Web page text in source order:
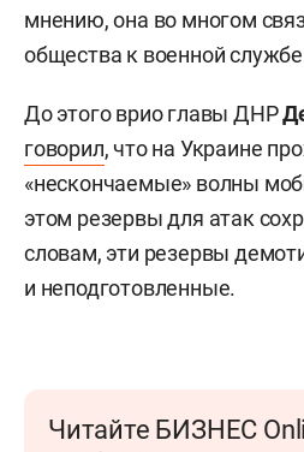
мнению, она во многом
общества к военной
До этого врио главы ДНР
говорил, что на Украине
«нескончаемые» волны
этом резервы для атак
словам, эти резервы
и неподготовленные.
Читайте БИЗНЕС